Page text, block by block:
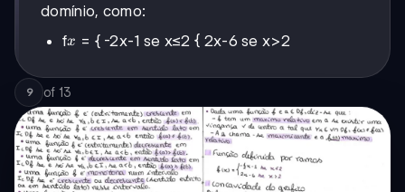
domínio, como:
fx
x = { -2x-1 se x≤2 { 2x-6 se x>2
9 of 13